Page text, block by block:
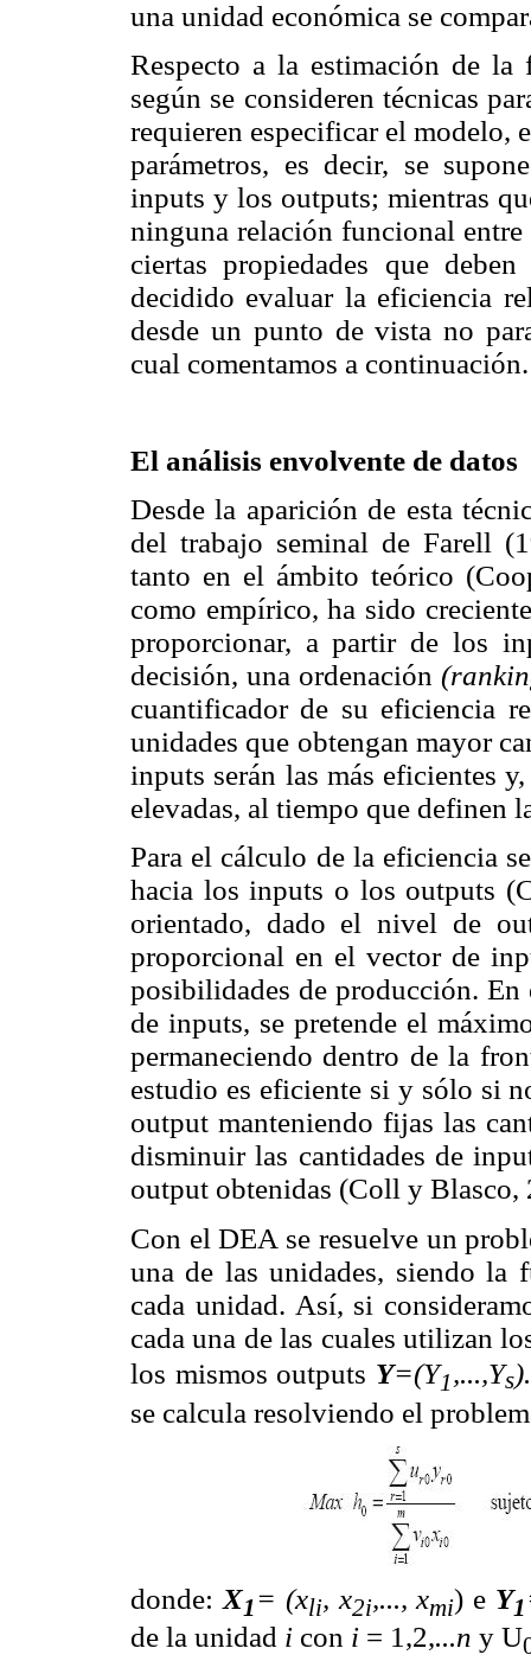
una unidad económica se
Respecto a la estimación de la
según se consideren técnicas
requieren especificar el modelo,
parámetros, es decir, se
inputs y los outputs; mientras
ninguna relación funcional
ciertas propiedades que
decidido evaluar la eficiencia
desde un punto de vista no
cual comentamos a continuación.
El análisis envolvente de datos
Desde la aparición de esta
del trabajo seminal de Farell
tanto en el ámbito teórico
como empírico, ha sido
proporcionar, a partir de los
decisión, una ordenación
cuantificador de su eficiencia
unidades que obtengan mayor
inputs serán las más eficientes
elevadas, al tiempo que definen
Para el cálculo de la eficiencia
hacia los inputs o los outputs
orientado, dado el nivel de
proporcional en el vector de
posibilidades de producción.
de inputs, se pretende el
permaneciendo dentro de la
estudio es eficiente si y sólo si
output manteniendo fijas las
disminuir las cantidades de
output obtenidas (Coll y Blasco,
Con el DEA se resuelve un
una de las unidades, siendo
cada unidad. Así, si
cada una de las cuales utilizan
los mismos outputs Y=(Y1,...,Ys
se calcula resolviendo el
donde: X1 = (xli, x2i,..., xmi) e Y1
de la unidad i con i = 1,2,...n y U